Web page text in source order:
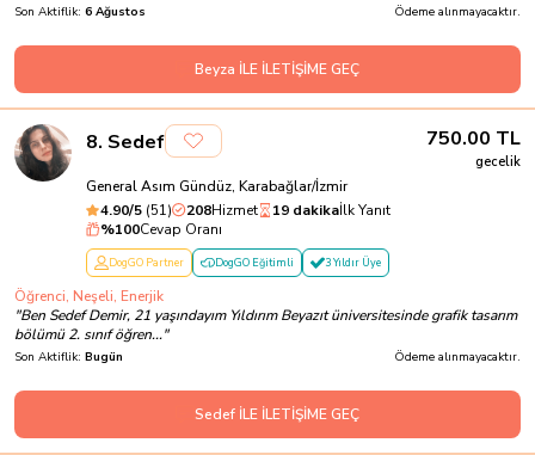
Son Aktiflik: 6 Ağustos Ödeme alınmayacaktır.
Beyza İLE İLETİŞİME GEÇ
8. Sedef 750.00 TL
gecelik
General Asım Gündüz, Karabağlar/İzmir
4.90/5 (51) 208Hizmet 19 dakikaİlk Yanıt
%100Cevap Oranı
DogGO Partner DogGO Eğitimli 3 Yıldır Üye
Öğrenci, Neşeli, Enerjik
"Ben Sedef Demir, 21 yaşındayım Yıldırım Beyazıt üniversitesinde grafik tasarım
bölümü 2. sınıf öğren..."
Son Aktiflik: Bugün Ödeme alınmayacaktır.
Sedef İLE İLETİŞİME GEÇ